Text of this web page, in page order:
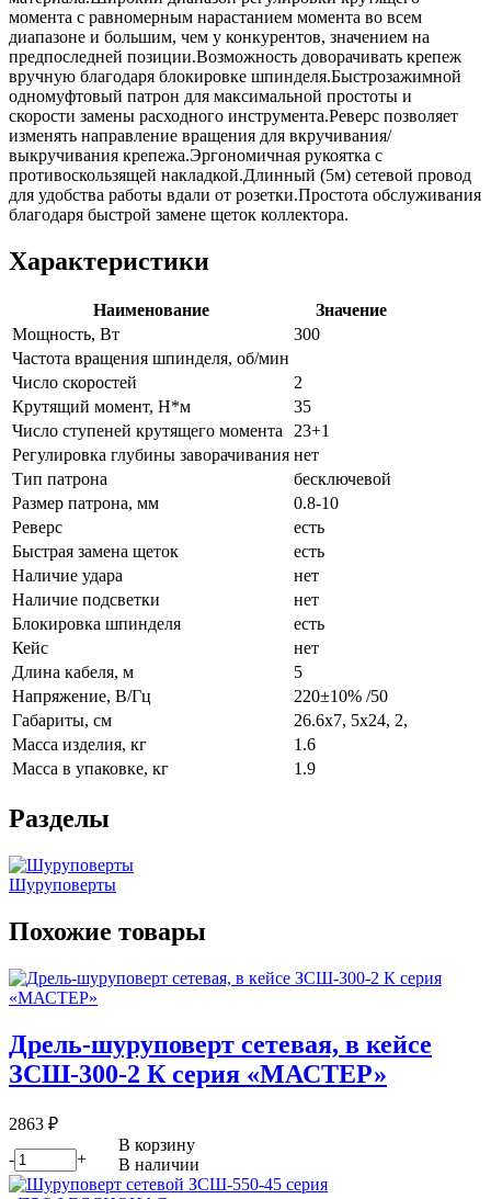
момента с равномерным нарастанием момента во всем
диапазоне и большим, чем у конкурентов, значением на
предпоследней позиции.Возможность доворачивать крепеж
вручную благодаря блокировке шпинделя.Быстрозажимной
одномуфтовый патрон для максимальной простоты и
скорости замены расходного инструмента.Реверс позволяет
изменять направление вращения для вкручивания/
выкручивания крепежа.Эргономичная рукоятка с
противоскользящей накладкой.Длинный (5м) сетевой провод
для удобства работы вдали от розетки.Простота обслуживания
благодаря быстрой замене щеток коллектора.
Характеристики
Наименование
Значение
Мощность, Вт
300
Частота вращения шпинделя, об/мин
Число скоростей
2
Крутящий момент, Н*м
35
Число ступеней крутящего момента 23+1
Регулировка глубины заворачивания нет
Тип патрона
бесключевой
Размер патрона, мм
0.8-10
Реверс
есть
Быстрая замена щеток
есть
Наличие удара
нет
Наличие подсветки
нет
Блокировка шпинделя
есть
Кейс
нет
Длина кабеля, м
5
Напряжение, В/Гц
220±10% /50
Габариты, см
26.6x7, 5x24, 2,
Масса изделия, кг
1.6
Масса в упаковке, кг
1.9
Разделы
Шуруповерты
Похожие товары
Дрель-шуруповерт сетевая, в кейсе
ЗСШ-300-2 К серия «МАСТЕР»
2863 ₽
-
+
В корзину
В наличии